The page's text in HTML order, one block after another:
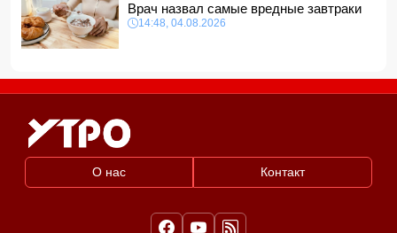
Врач назвал самые вредные завтраки
14:48, 04.08.2026
О нас Контакт